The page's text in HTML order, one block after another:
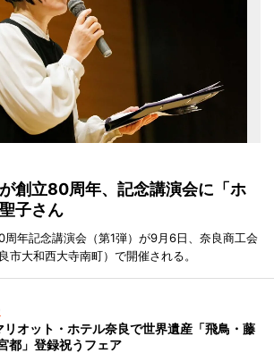
創立80周年、記念講演会に「ホ
子さん
年記念講演会（第1弾）が9月6日、奈良商工会
市大和西大寺南町）で開催される。
オット・ホテル奈良で世界遺産「飛鳥・藤
都」登録祝うフェア